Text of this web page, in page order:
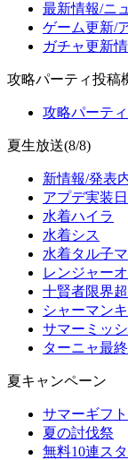
最新情報/ニ
ゲーム更新/
ガチャ更新
攻略パーティ投稿
攻略パーテ
夏生放送(8/8)
新情報/発表
アプデ実装日
水着ハイラ
水着シス
水着タル子
レンジャー
十賢者限界
シャーマン
サマーミッ
ターニャ最
夏キャンペーン
サマーギフ
夏の討伐祭
無料10連ス